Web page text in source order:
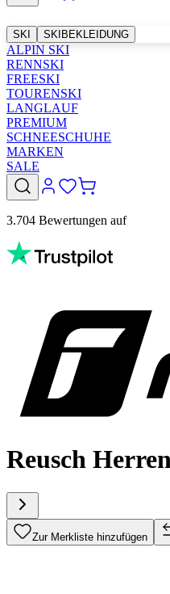
SKI SKIBEKLEIDUNG
ALPIN SKI
RENNSKI
FREESKI
TOURENSKI
LANGLAUF
PREMIUM
SCHNEESCHUHE
MARKEN
SALE
3.704 Bewertungen auf
Reusch
Zur Merkliste hinzufügen